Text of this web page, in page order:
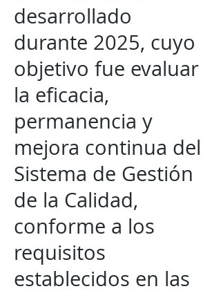
desarrollado
durante 2025, cuyo
objetivo fue evaluar
la eficacia,
permanencia y
mejora continua del
Sistema de Gestión
de la Calidad,
conforme a los
requisitos
establecidos en las